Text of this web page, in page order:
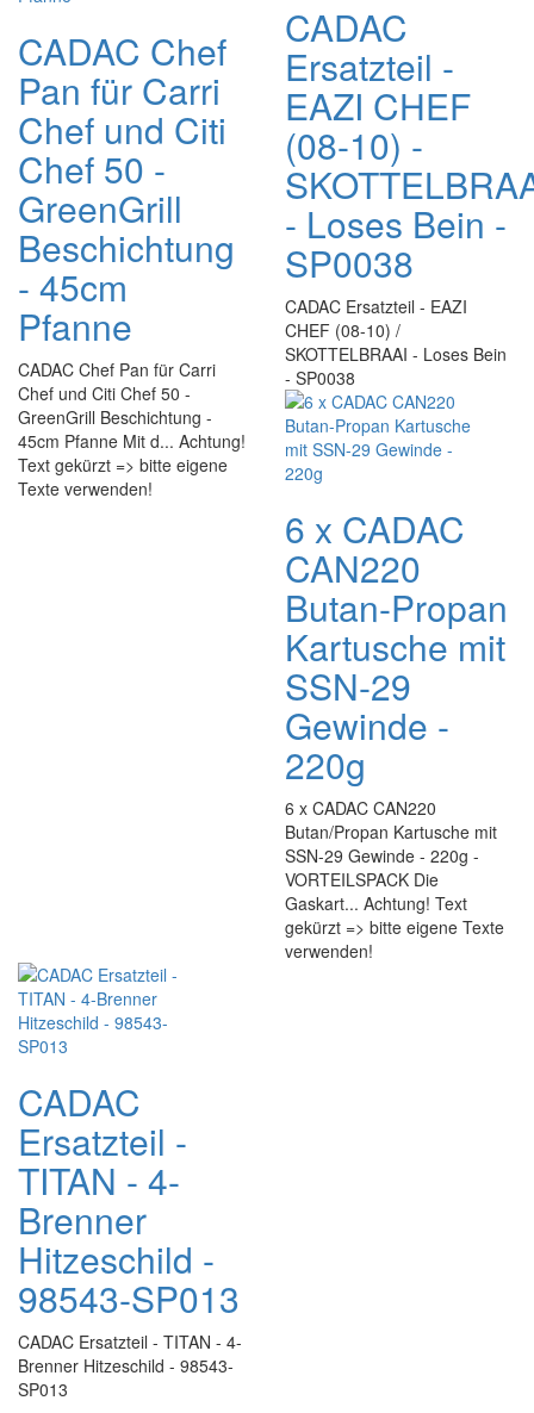
CADAC Chef
Pan für Carri
Chef und Citi
Chef 50 -
GreenGrill
Beschichtung
- 45cm
Pfanne
CADAC Chef Pan für Carri
Chef und Citi Chef 50 -
GreenGrill Beschichtung -
45cm Pfanne Mit d... Achtung!
Text gekürzt => bitte eigene
Texte verwenden!
CADAC
Ersatzteil -
EAZI CHEF
(08-10) -
- Loses Bein -
SP0038
CADAC Ersatzteil - EAZI
CHEF (08-10) /
SKOTTELBRAAI - Loses Bein
- SP0038
6 x CADAC
CAN220
Butan-Propan
Kartusche mit
SSN-29
Gewinde -
220g
6 x CADAC CAN220
Butan/Propan Kartusche mit
SSN-29 Gewinde - 220g -
VORTEILSPACK Die
Gaskart... Achtung! Text
gekürzt => bitte eigene Texte
verwenden!
CADAC
Ersatzteil -
TITAN - 4-
Brenner
Hitzeschild -
98543-SP013
CADAC Ersatzteil - TITAN - 4-
Brenner Hitzeschild - 98543-
SP013